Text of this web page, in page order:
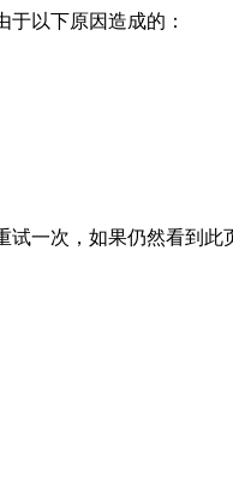
以下原因造成的：
试一次，如果仍然看到此